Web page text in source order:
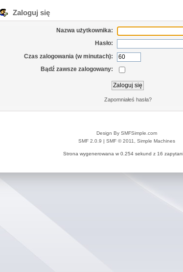
Zaloguj się
Nazwa użytkownika:
Hasło:
Czas zalogowania (w minutach):
Bądź zawsze zalogowany:
Zapomniałeś hasła?
Design By SMFSimple.com
SMF 2.0.9
SMF © 2011, Simple Machines
Strona wygenerowana w 0.254 sekund z 16